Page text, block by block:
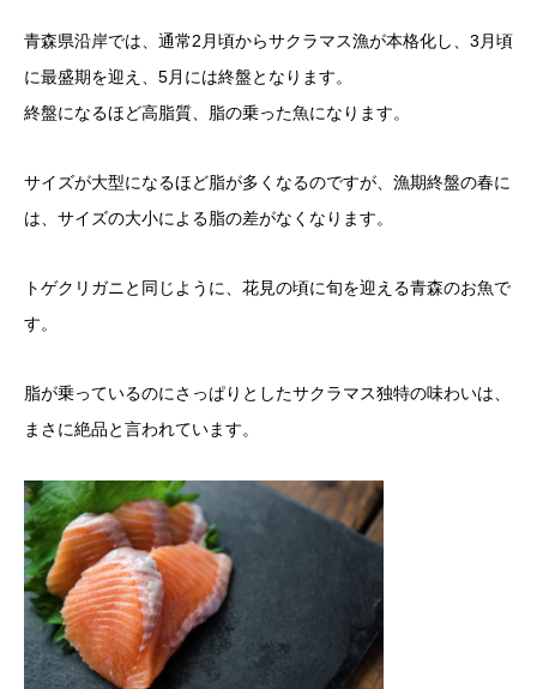
青森県沿岸では、通常2月頃からサクラマス漁が本格化し、3月頃
に最盛期を迎え、5月には終盤となります。
終盤になるほど高脂質、脂の乗った魚になります。
サイズが大型になるほど脂が多くなるのですが、漁期終盤の春に
は、サイズの大小による脂の差がなくなります。
トゲクリガニと同じように、花見の頃に旬を迎える青森のお魚で
す。
脂が乗っているのにさっぱりとしたサクラマス独特の味わいは、
まさに絶品と言われています。